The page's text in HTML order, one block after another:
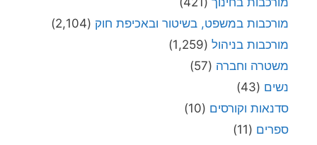
מורכבות במשפט, בשיטור ובאכיפת חוק (2,104)
מורכבות בניהול (1,259)
משטרה וחברה (57)
נשים (43)
סדנאות וקורסים (10)
ספרים (11)